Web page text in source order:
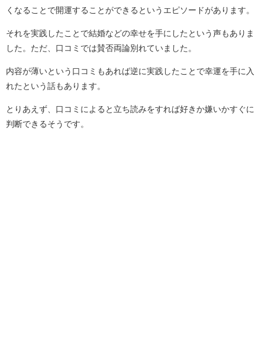
くなることで開運することができるというエピソードがあります。
それを実践したことで結婚などの幸せを手にしたという声もありま
した。ただ、口コミでは賛否両論別れていました。
内容が薄いという口コミもあれば逆に実践したことで幸運を手に入
れたという話もあります。
とりあえず、口コミによると立ち読みをすれば好きか嫌いかすぐに
判断できるそうです。